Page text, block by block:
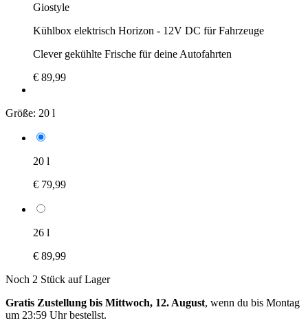
Giostyle
Kühlbox elektrisch Horizon - 12V DC für Fahrzeuge
Clever gekühlte Frische für deine Autofahrten
€ 89,99
Größe: 20 l
20 l
€ 79,99
26 l
€ 89,99
Noch 2 Stück auf Lager
Gratis Zustellung bis Mittwoch, 12. August, wenn du bis Montag
um 23:59 Uhrbestellst.